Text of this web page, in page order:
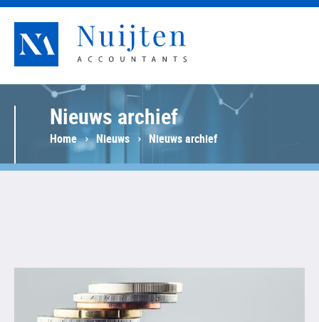
Nuijten Accountants
Nieuws archief
Home Nieuws Nieuws archief